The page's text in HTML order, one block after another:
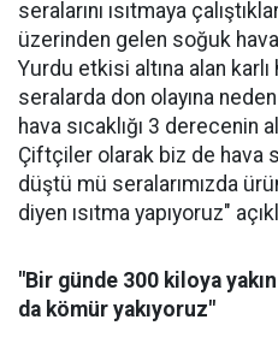
seralarını ısıtmaya
üzerinden gelen soğuk
Yurdu etkisi altına alan
seralarda don olayına
hava sıcaklığı 3 derecenin
Çiftçiler olarak biz de hava
düştü mü seralarımızda
diyen ısıtma yapıyoruz"
"Bir günde 300 kiloya
da kömür yakıyoruz"